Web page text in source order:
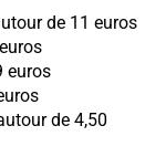
de 11 euros
euros
de 4,50